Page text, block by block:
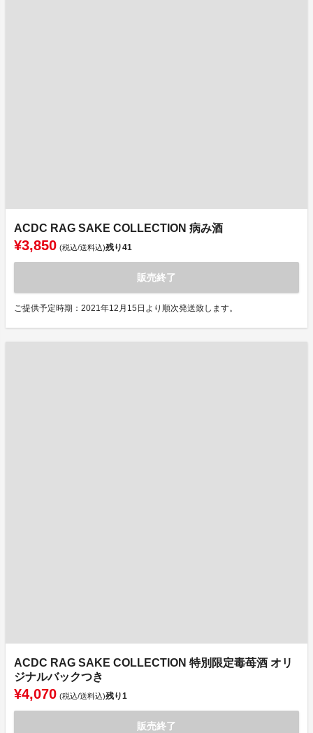
ACDC RAG SAKE COLLECTION 病み酒
¥3,850 (税込/送料込)残り41
販売終了
ご提供予定時期：2021年12月15日より順次発送致します。
ACDC RAG SAKE COLLECTION 特別限定毒苺酒 オリ
ジナルバックつき
¥4,070 (税込/送料込)残り1
販売終了